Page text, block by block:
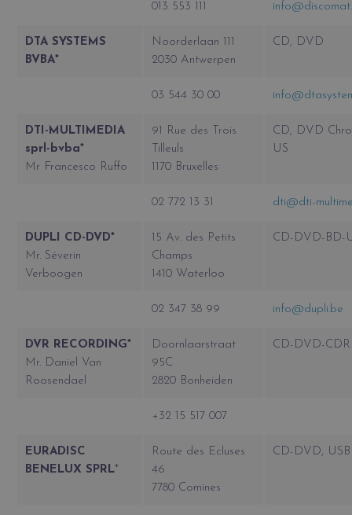
013 553 111
DTA SYSTEMS
BVBA*
Noorderlaan 111
2030 Antwerpen
CD, DVD
03 544 30 00
DTI-MULTIMEDIA
sprl-bvba*
Mr Francesco Ruffo
91 Rue des Trois
Tilleuls
1170 Bruxelles
CD, DVD
US
02 772 13 31 dti@dti-
DUPLI CD-DVD*
Mr. Séverin
Verboogen
15 Av. des Petits
Champs
1410 Waterloo
CD-DVD-BD-
02 347 38 99 info@dupli.be
DVR RECORDING*
Mr. Daniel Van
Roosendael
Doornlaarstraat
95C
2820 Bonheiden
CD-DVD-CDR
+32 15 517 007
EURADISC
BENELUX SPRL*
Route des Ecluses
46
7780 Comines
CD-DVD, USB